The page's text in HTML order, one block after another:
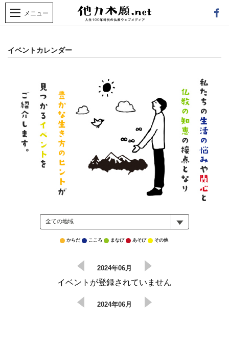
イベントカレンダー
からだ こころ まなび あそび その他
2024年06月
イベントが登録されていません
2024年06月